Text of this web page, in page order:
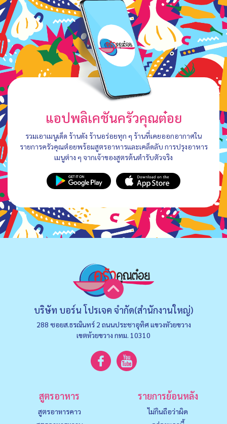
แอปพลิเคชันครัวคุณต๋อย
รวมเอาเมนูเด็ด ร้านดัง ร้านอร่อยทุก ๆ ร้านที่เคยออกอากาศใน
รายการครัวคุณต๋อยพร้อมสูตรอาหารและเคล็ดลับ การปรุงอาหาร
เมนูต่าง ๆ จากเจ้าของสูตรต้นตำรับตัวจริง
บริษัท บอร์น โปรเจค จำกัด(สำนักงานใหญ่)
288 ซอยส.ธรณินทร์ 2 ถนนประชาอุทิศ แขวงหัวยขวาง
เขตห้วยขวาง กทม. 10310
สูตรอาหาร
สูตรอาหารคาว
รายการย้อนหลัง
ไม่กินถือว่าผิด